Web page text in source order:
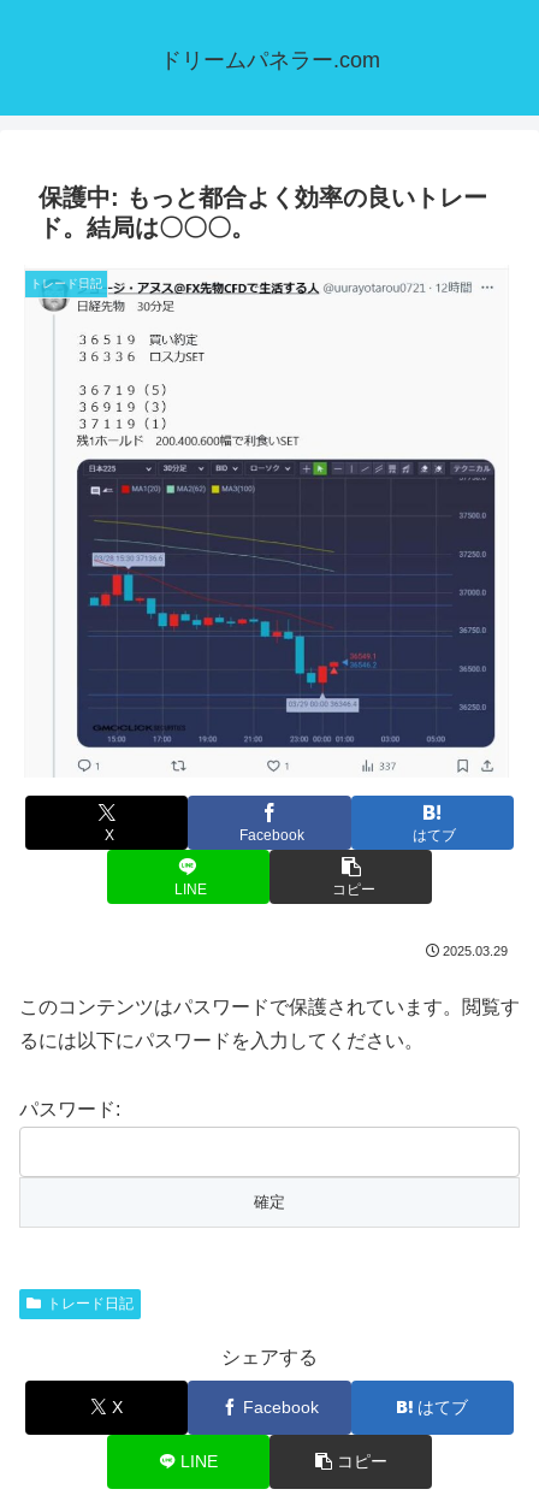
ドリームパネラー.com
保護中: もっと都合よく効率の良いトレー
ド。結局は〇〇〇。
トレード日記
X Facebook はてブ
LINE コピー
2025.03.29
このコンテンツはパスワードで保護されています。閲覧す
るには以下にパスワードを入力してください。
パスワード:
トレード日記
シェアする
X Facebook はてブ
LINE コピー